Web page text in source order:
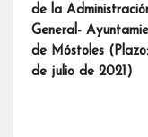
de la
General-
de Móstoles
de julio de 2021)